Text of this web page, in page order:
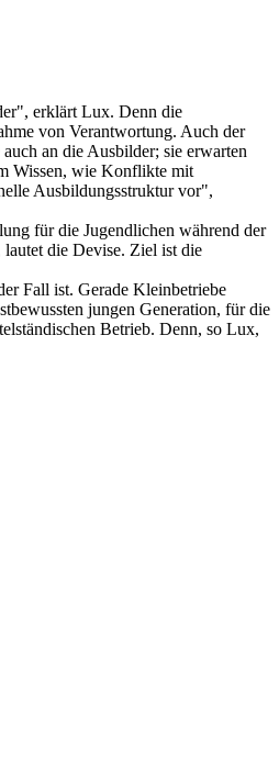
erklärt Lux. Denn die
von Verantwortung. Auch der
an die Ausbilder; sie erwarten
Wissen, wie Konflikte mit
Ausbildungsstruktur vor",
für die Jugendlichen während der
die Devise. Ziel ist die
Fall ist. Gerade Kleinbetriebe
jungen Generation, für die
Betrieb. Denn, so Lux,